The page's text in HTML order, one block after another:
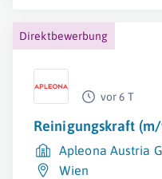
Direktbewerbung
vor 6 T
Reinigungskraft
Apleona Austria
Wien